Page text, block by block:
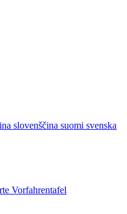
slovenščina suomi svenska
Vorfahrentafel